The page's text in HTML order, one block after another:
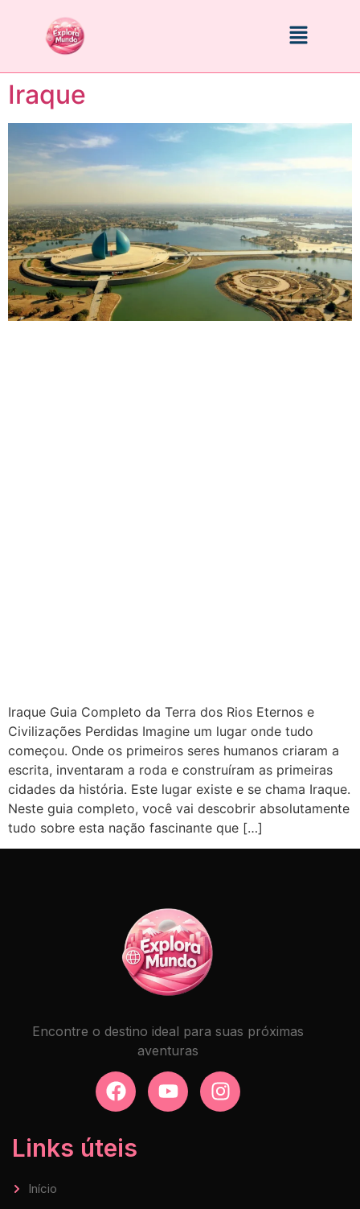
Iraque
Iraque Guia Completo da Terra dos Rios Eternos e
Civilizações Perdidas Imagine um lugar onde tudo
começou. Onde os primeiros seres humanos criaram a
escrita, inventaram a roda e construíram as primeiras
cidades da história. Este lugar existe e se chama Iraque.
Neste guia completo, você vai descobrir absolutamente
tudo sobre esta nação fascinante que […]
Encontre o destino ideal para suas próximas
aventuras
Links úteis
Início